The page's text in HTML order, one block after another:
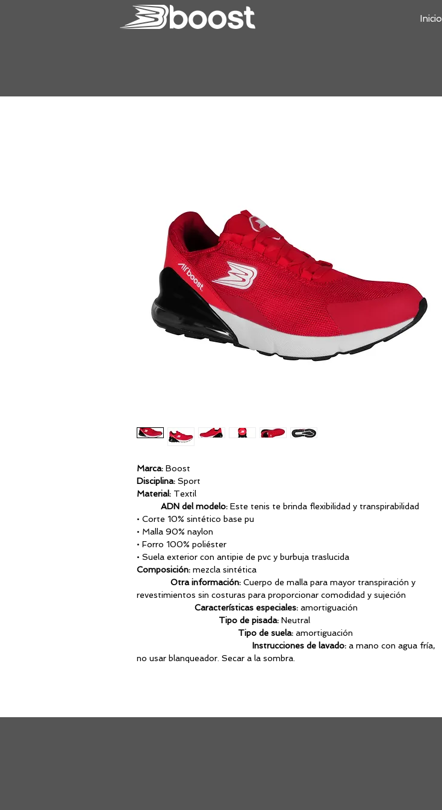
Inicio
Marca: Boost
Disciplina: Sport
Material: Textil
ADN del modelo: Este tenis te brinda flexibilidad y transpirabilidad
• Corte 10% sintético base pu
• Malla 90% naylon
• Forro 100% poliéster
• Suela exterior con antipie de pvc y burbuja traslucida
Composición: mezcla sintética
Otra información: Cuerpo de malla para mayor transpiración y
revestimientos sin costuras para proporcionar comodidad y sujeción
Características especiales: amortiguación
Tipo de pisada: Neutral
Tipo de suela: amortiguación
Instrucciones de lavado: a mano con agua fría,
no usar blanqueador. Secar a la sombra.